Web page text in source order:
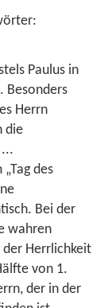
Paulus in
Besonders
Herrn
die
...
des
Bei der
wahren
der Herrlichkeit
von 1.
der in der